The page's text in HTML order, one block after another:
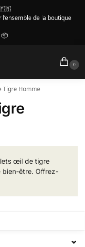
🇫🇷
de la boutique
📦
0
Tigre Homme
œil de tigre
bien-être. Offrez-